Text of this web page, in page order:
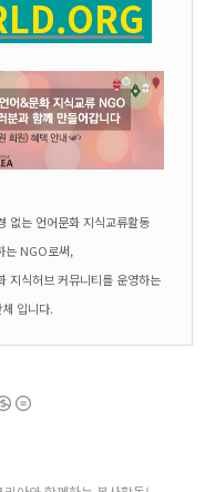
없는 언어문화 지식교류활동
는 NGO로써,
지식허브 커뮤니티를 운영하는
입니다.